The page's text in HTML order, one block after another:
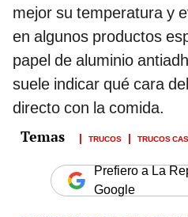
mejor su temperatura y
en algunos productos
papel de aluminio
suele indicar qué cara
directo con la comida.
TRUCOS TRUCOS
Prefiero a La
Google